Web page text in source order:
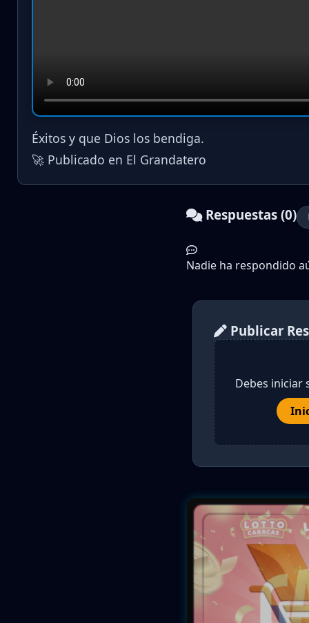
Éxitos y que Dios los bendiga.
🚀 Publicado en El Grandatero
Respuestas (0)
Nadie ha respondido
Publicar
Debes iniciar